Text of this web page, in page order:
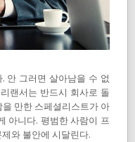
안 그러면 살아남을 수 없
랜서는 반드시 회사로 돌
만한 스페셜리스트가 아
아니다. 평범한 사람이 프
와 불안에 시달린다.